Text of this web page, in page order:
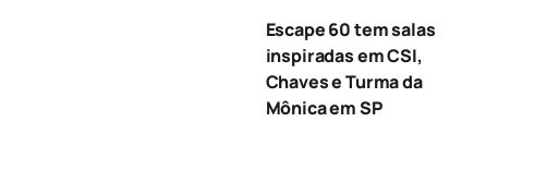
Escape 60 tem salas
inspiradas em CSI,
Chaves e Turma da
Mônica em SP